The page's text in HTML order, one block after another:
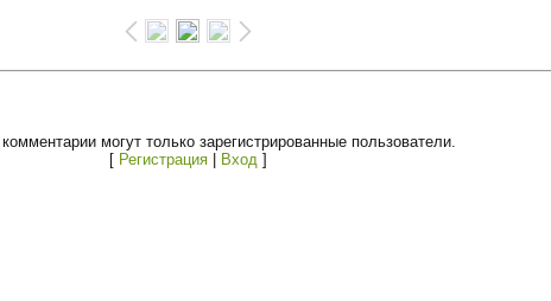
могут только зарегистрированные пользователи.
[ Регистрация| Вход]